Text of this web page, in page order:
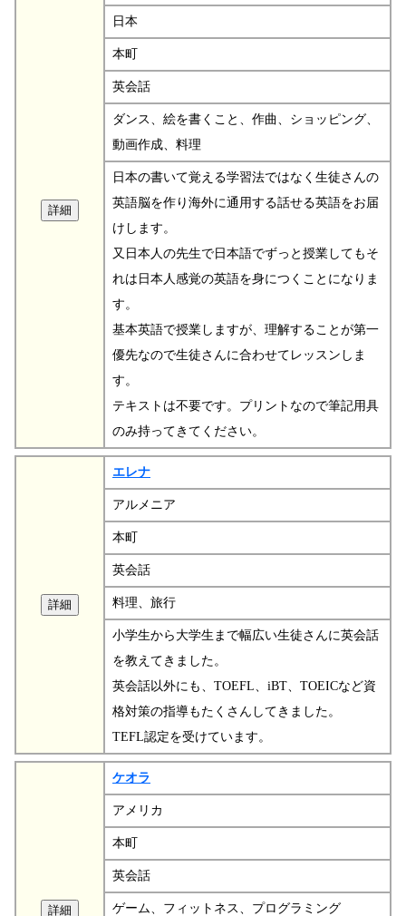
日本
本町
英会話
ダンス、絵を書くこと、作曲、ショッピング、
動画作成、料理
日本の書いて覚える学習法ではなく生徒さんの
英語脳を作り海外に通用する話せる英語をお届
けします。
又日本人の先生で日本語でずっと授業してもそ
れは日本人感覚の英語を身につくことになりま
す。
基本英語で授業しますが、理解することが第一
優先なので生徒さんに合わせてレッスンしま
す。
テキストは不要です。プリントなので筆記用具
のみ持ってきてください。
エレナ
アルメニア
本町
英会話
料理、旅行
小学生から大学生まで幅広い生徒さんに英会話
を教えてきました。
英会話以外にも、TOEFL、iBT、TOEICなど資
格対策の指導もたくさんしてきました。
TEFL認定を受けています。
ケオラ
アメリカ
本町
英会話
ゲーム、フィットネス、プログラミング